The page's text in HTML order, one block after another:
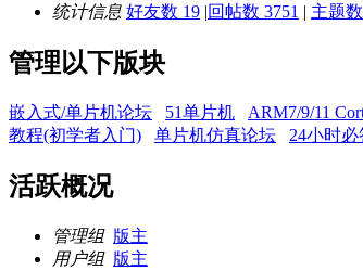
统计信息 好友数 19 |回帖数 3751 | 主题
管理以下版块
嵌入式/单片机论坛 51单片机 ARM7/9/11
教程(初学者入门)
单片机仿真论坛 24小时必
活跃概况
管理组 版主
用户组 版主